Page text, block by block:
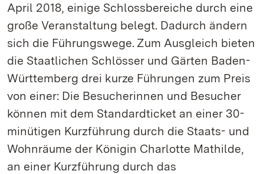
April 2018, einige Schlossbereiche durch eine
große Veranstaltung belegt. Dadurch ändern
sich die Führungswege. Zum Ausgleich bieten
die Staatlichen Schlösser und Gärten Baden-
Württemberg drei kurze Führungen zum Preis
von einer: Die Besucherinnen und Besucher
können mit dem Standardticket an einer 30-
minütigen Kurzführung durch die Staats- und
Wohnräume der Königin Charlotte Mathilde,
an einer Kurzführung durch das